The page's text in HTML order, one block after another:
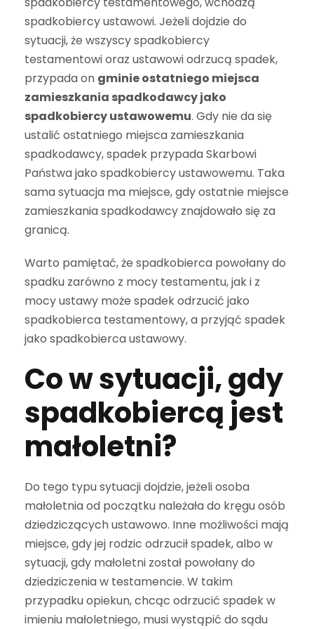
spadkobiercy ustawowi. Jeżeli dojdzie do
sytuacji, że wszyscy spadkobiercy
testamentowi oraz ustawowi odrzucą spadek,
przypada on gminie ostatniego miejsca
zamieszkania spadkodawcy jako
spadkobiercy ustawowemu. Gdy nie da się
ustalić ostatniego miejsca zamieszkania
spadkodawcy, spadek przypada Skarbowi
Państwa jako spadkobiercy ustawowemu. Taka
sama sytuacja ma miejsce, gdy ostatnie miejsce
zamieszkania spadkodawcy znajdowało się za
granicą.
Warto pamiętać, że spadkobierca powołany do
spadku zarówno z mocy testamentu, jak i z
mocy ustawy może spadek odrzucić jako
spadkobierca testamentowy, a przyjąć spadek
jako spadkobierca ustawowy.
Co w sytuacji, gdy
spadkobiercą jest
małoletni?
Do tego typu sytuacji dojdzie, jeżeli osoba
małoletnia od początku należała do kręgu osób
dziedziczących ustawowo. Inne możliwości mają
miejsce, gdy jej rodzic odrzucił spadek, albo w
sytuacji, gdy małoletni został powołany do
dziedziczenia w testamencie. W takim
przypadku opiekun, chcąc odrzucić spadek w
imieniu małoletniego, musi wystąpić do sądu